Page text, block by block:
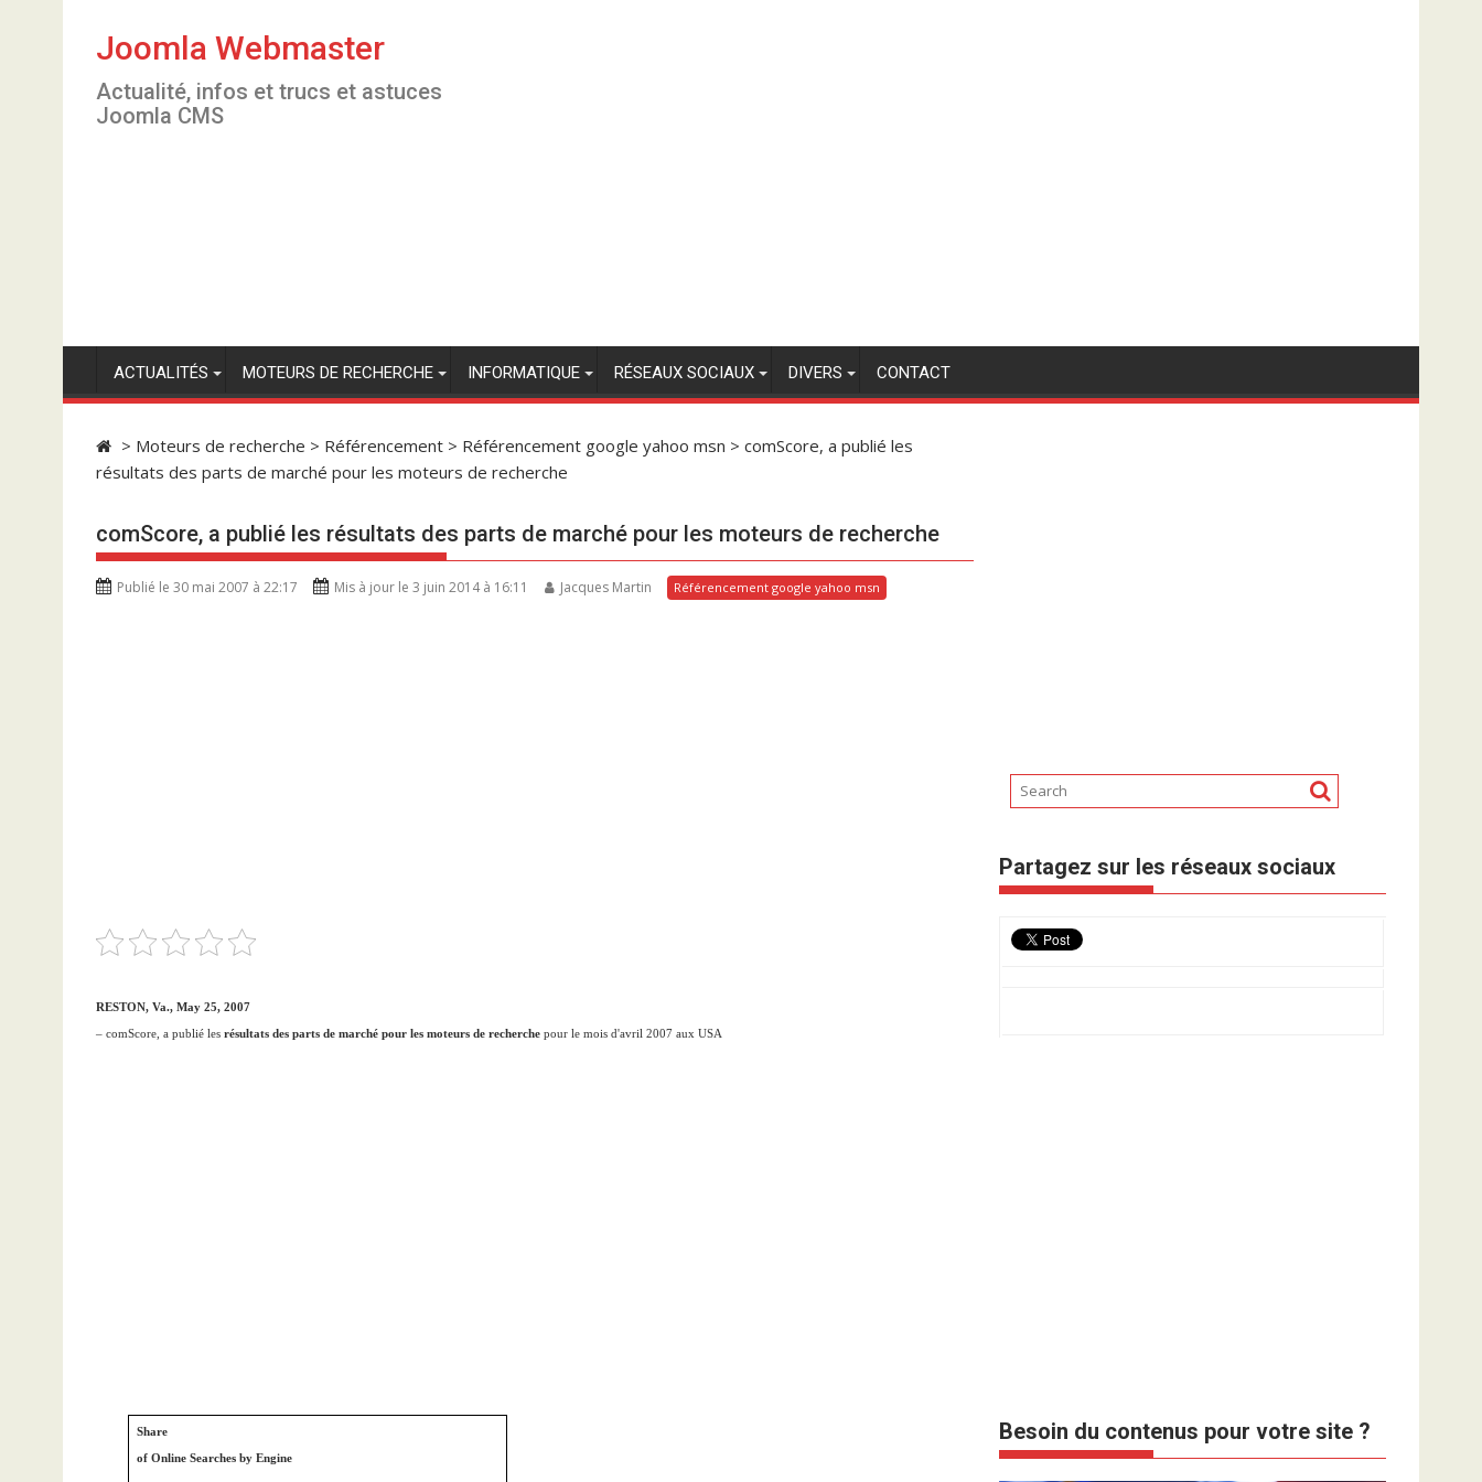
Joomla Webmaster
Actualité, infos et trucs et astuces
Joomla CMS
ACTUALITÉS MOTEURS DE RECHERCHE INFORMATIQUE RÉSEAUX SOCIAUX DIVERS CONTACT
> Moteurs de recherche > Référencement > Référencement google yahoo msn > comScore, a publié les
résultats des parts de marché pour les moteurs de recherche
comScore, a publié les résultats des parts de marché pour les moteurs de recherche
Publié le 30 mai 2007 à 22:17 Mis à jour le 3 juin 2014 à 16:11 Jacques Martin Référencement google yahoo msn
RESTON, Va., May 25, 2007
– comScore, a publié les résultats des parts de marché pour les moteurs de recherche pour le mois d'avril 2007 aux USA
Share
of Online Searches by Engine
Partagez sur les réseaux sociaux
Besoin du contenus pour votre site ?